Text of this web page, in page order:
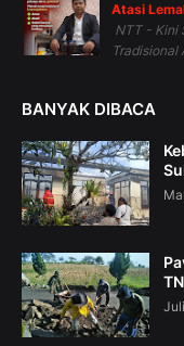
Atasi
NTT - Kini
Tradisional
BANYAK DIBACA